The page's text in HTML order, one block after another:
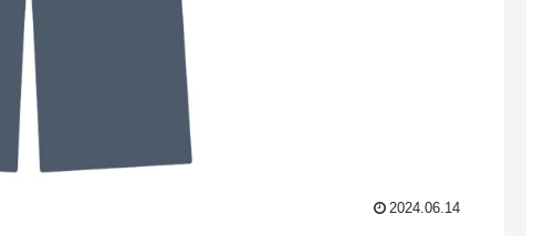
2024.06.14